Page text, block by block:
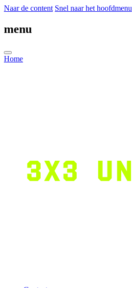
Naar de content Snel naar het hoofdmenu
menu
Home